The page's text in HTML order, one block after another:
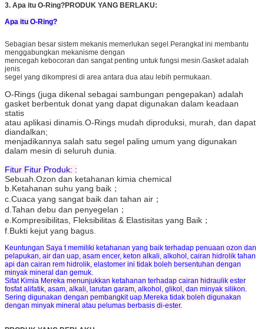
3. Apa itu O-Ring?PRODUK YANG BERLAKU:
Apa itu O-Ring?
Sebagian besar sistem mekanis memerlukan segel.Perangkat ini membantu
menggabungkan mekanisme dengan
mencegah kebocoran dan sangat penting untuk fungsi mesin.Gasket adalah
jenis
segel yang dikompresi di area antara dua atau lebih permukaan.
O-Rings (juga dikenal sebagai sambungan pengepakan) adalah
gasket berbentuk donat yang dapat digunakan dalam keadaan
statis
atau aplikasi dinamis.O-Rings mudah diproduksi, murah, dan dapat
diandalkan;
menjadikannya salah satu segel paling umum yang digunakan
dalam mesin di seluruh dunia.
Fitur Fitur Produk: :
Sebuah.Ozon dan ketahanan kimia chemical
b.Ketahanan suhu yang baik；
c.Cuaca yang sangat baik dan tahan air；
d.Tahan debu dan penyegelan；
e.Kompresibilitas, Fleksibilitas & Elastisitas yang Baik；
f.Bukti kejut yang bagus.
Keuntungan Saya t memiliki ketahanan yang baik terhadap penuaan ozon dan
pelapukan, air dan uap, asam encer, keton alkali, alkohol, cairan hidrolik tahan
api dan cairan rem hidrolik, elastomer ini tidak boleh bersentuhan dengan
minyak mineral dan gemuk.
Sifat Kimia Mereka menunjukkan ketahanan terhadap cairan hidraulik ester
fosfat alifatik, asam, alkali, larutan garam, alkohol, glikol, dan minyak silikon.
Sering digunakan dengan pembangkit uap.Mereka tidak boleh digunakan
dengan minyak mineral atau pelumas berbasis di-ester.